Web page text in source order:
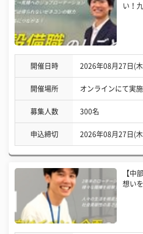
い！
開催日時 2026年08月27日(
開催場所 オンラインにて実施
募集人数 300名
申込締切 2026年08月27日(
【中
想い